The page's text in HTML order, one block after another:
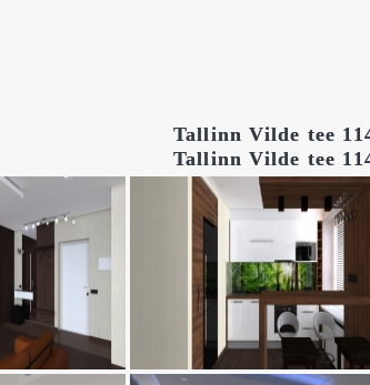
Tallinn Vilde tee
Tallinn Vilde tee